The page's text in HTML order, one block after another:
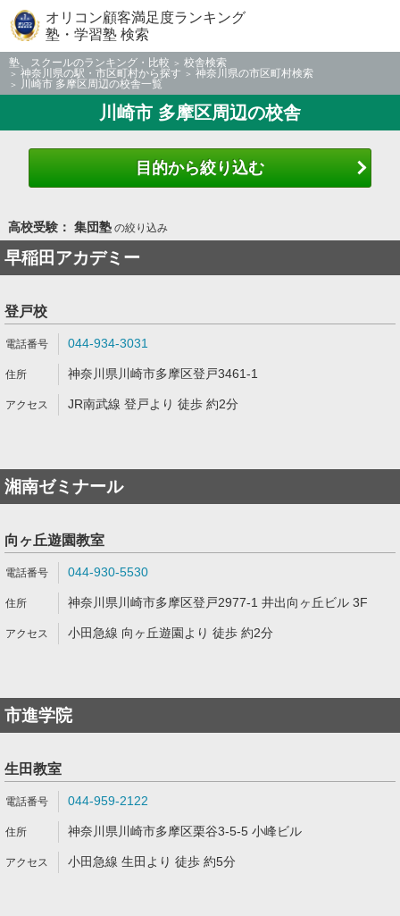
オリコン顧客満足度ランキング
塾・学習塾 検索
塾、スクールのランキング・比較
校舎検索
神奈川県の駅・市区町村から探す
神奈川県の市区町村検索
川崎市 多摩区周辺の校舎一覧
川崎市 多摩区周辺の校舎
目的から絞り込む
高校受験： 集団塾の絞り込み
早稲田アカデミー
登戸校
044-934-3031
神奈川県川崎市多摩区登戸3461-1
JR南武線 登戸より 徒歩 約2分
湘南ゼミナール
向ヶ丘遊園教室
044-930-5530
神奈川県川崎市多摩区登戸2977-1 井出向ヶ丘ビル 3F
小田急線 向ヶ丘遊園より 徒歩 約2分
市進学院
生田教室
044-959-2122
神奈川県川崎市多摩区栗谷3-5-5 小峰ビル
小田急線 生田より 徒歩 約5分